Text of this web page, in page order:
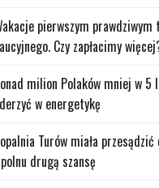
pierwszym
Czy zapłacimy
milion Polaków mniej w 5
w energetykę
Turów miała
drugą szansę